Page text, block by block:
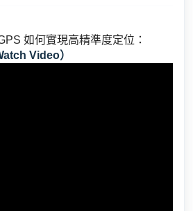
如何實現高精準度定位：
Video）